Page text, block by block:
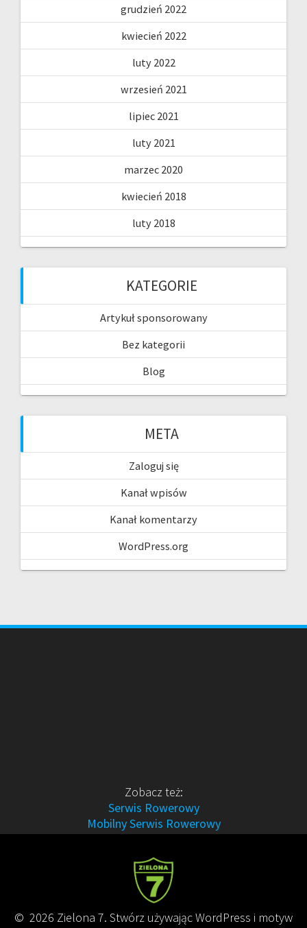
grudzień 2022
kwiecień 2022
luty 2022
wrzesień 2021
lipiec 2021
luty 2021
marzec 2020
kwiecień 2018
luty 2018
KATEGORIE
Artykuł sponsorowany
Bez kategorii
Blog
META
Zaloguj się
Kanał wpisów
Kanał komentarzy
WordPress.org
Zobacz też:
Serwis Rowerowy
Mobilny Serwis Rowerowy
© 2026 Zielona 7. Stwórz używając WordPress i motyw